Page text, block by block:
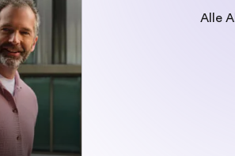
Alle